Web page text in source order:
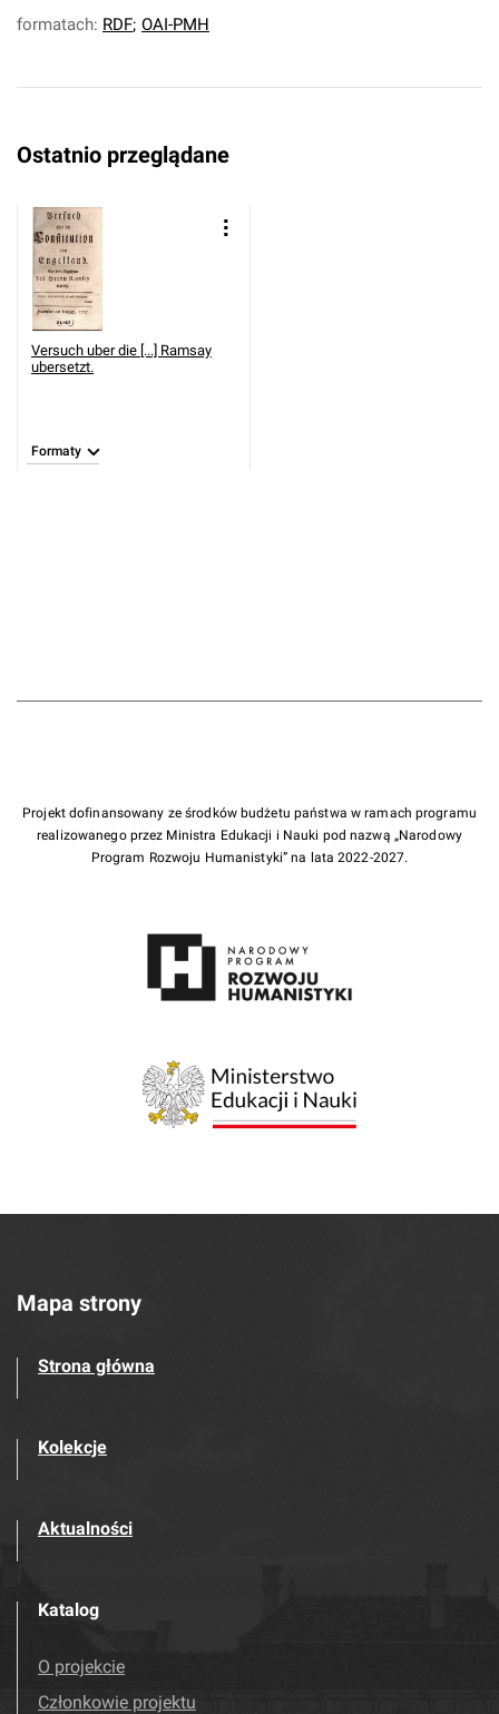
formatach: RDF; OAI-PMH
Ostatnio przeglądane
Versuch uber die [...] Ramsay
ubersetzt.
Formaty
Projekt dofinansowany ze środków budżetu państwa w ramach programu
realizowanego przez Ministra Edukacji i Nauki pod nazwą „Narodowy
Program Rozwoju Humanistyki” na lata 2022-2027.
Mapa strony
Strona główna
Kolekcje
Aktualności
Katalog
O projekcie
Członkowie projektu